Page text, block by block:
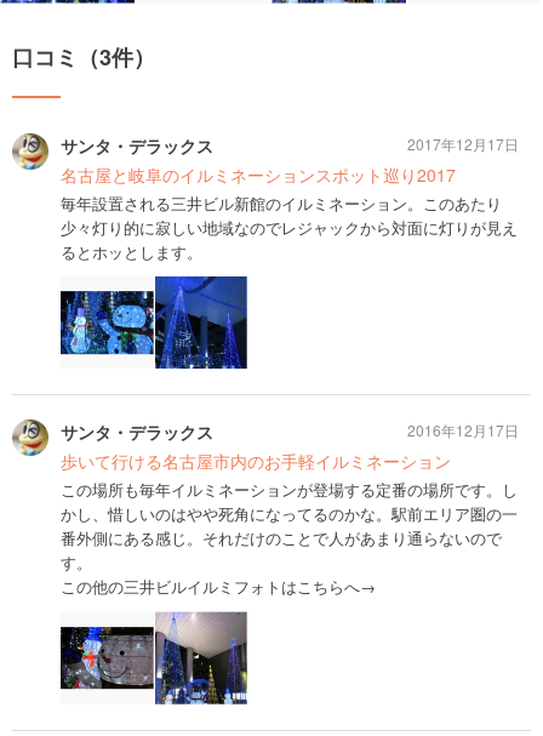
口コミ（3件）
サンタ・デラックス
名古屋と岐阜のイルミネーションスポット巡り2017
毎年設置される三井ビル新館のイルミネーション。このあたり
少々灯り的に寂しい地域なのでレジャックから対面に灯りが見え
るとホッとします。
2017年12月17日
サンタ・デラックス
歩いて行ける名古屋市内のお手軽イルミネーション
この場所も毎年イルミネーションが登場する定番の場所です。し
かし、惜しいのはやや死角になってるのかな。駅前エリア圏の一
番外側にある感じ。それだけのことで人があまり通らないので
す。
この他の三井ビルイルミフォトはこちらへ→
2016年12月17日